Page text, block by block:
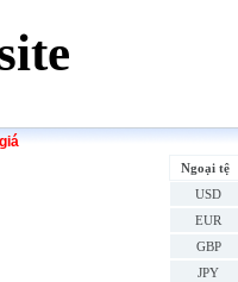
Ngoại tệ
USD
EUR
GBP
JPY